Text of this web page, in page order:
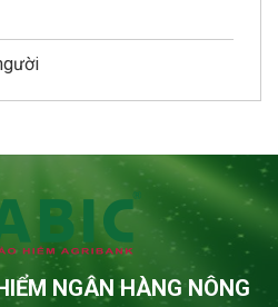
NGÂN HÀNG NÔNG